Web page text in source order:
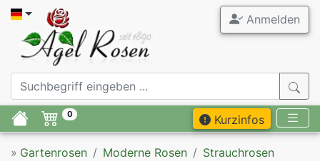
Anmelden
0 Kurzinfos
» Gartenrosen Moderne Rosen Strauchrosen